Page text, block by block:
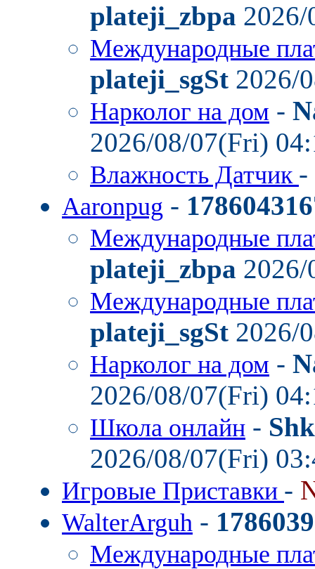
plateji_zbpa
Международные
plateji_sgSt 2026/
Нарколог на дом -
2026/08/07(Fri)
Влажность Датчик -
Aaronpug -
Международные
plateji_zbpa
Международные
plateji_sgSt 2026/
Нарколог на дом -
2026/08/07(Fri)
Школа онлайн -
2026/08/07(Fri)
Игровые Приставки -
WalterArguh -
Международные